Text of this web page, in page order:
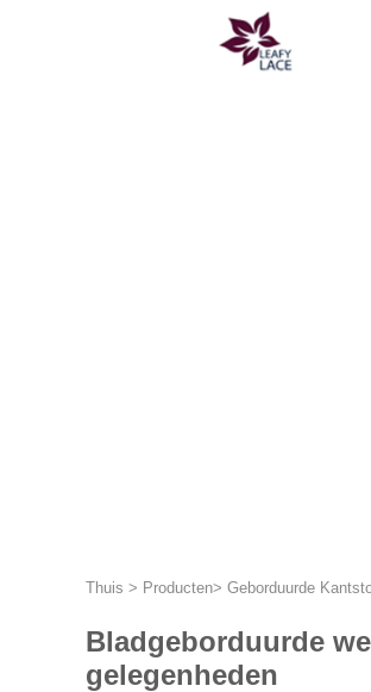
Thuis > Producten> Geborduurde
Bladgeborduurde
gelegenheden